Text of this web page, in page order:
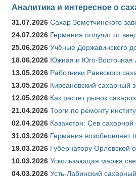
Аналитика и интересное о
31.07.2026 Сахар Земетчинского
24.07.2026 Германия получит от
25.06.2026 Учёные Державинского
18.06.2026 Южная и Юго-Восточная
13.05.2026 Работники Раевского
13.05.2026 Кирсановский сахарный
12.05.2026 Как растет рынок
21.04.2026 Торги по ремонту
02.04.2026 Казахстан: Сев
31.03.2026 Германия возобновляет
19.03.2026 Губернатору Орловской
10.03.2026 Ускользающая маржа
04.03.2026 Усть-Лабинский